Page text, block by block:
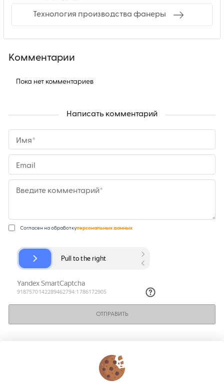
Технология производства фанеры
Комментарии
Пока нет комментариев
Написать комментарий
Имя*
Email
Введите комментарий*
Согласен на обработкуперсональных данных
ОТПРАВИТЬ